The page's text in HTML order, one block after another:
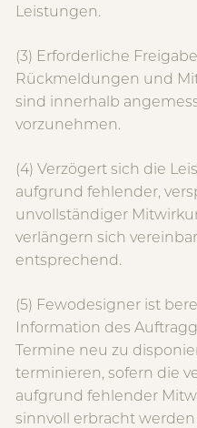
Leistungen.
(3) Erforderliche
Rückmeldungen und
sind innerhalb
vorzunehmen.
(4) Verzögert sich die
aufgrund fehlender,
unvollständiger
verlängern sich
entsprechend.
(5) Fewodesigner ist
Information des
Termine neu zu
terminieren, sofern die
aufgrund fehlender
sinnvoll erbracht werden